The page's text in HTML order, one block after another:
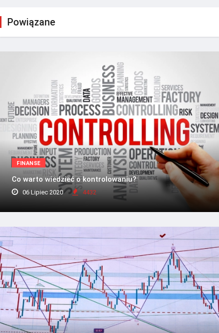
Powiązane
FINANSE
Co warto wiedzieć o kontrolowaniu?
06 Lipiec 2020 4432